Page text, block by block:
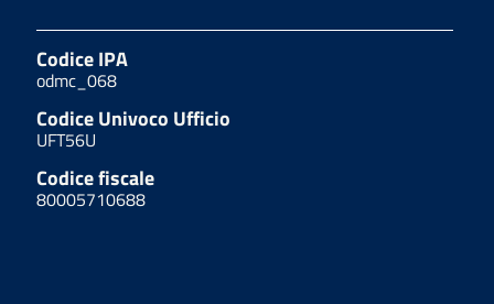
Codice IPA
odmc_068
Codice Univoco Ufficio
UFT56U
Codice fiscale
80005710688